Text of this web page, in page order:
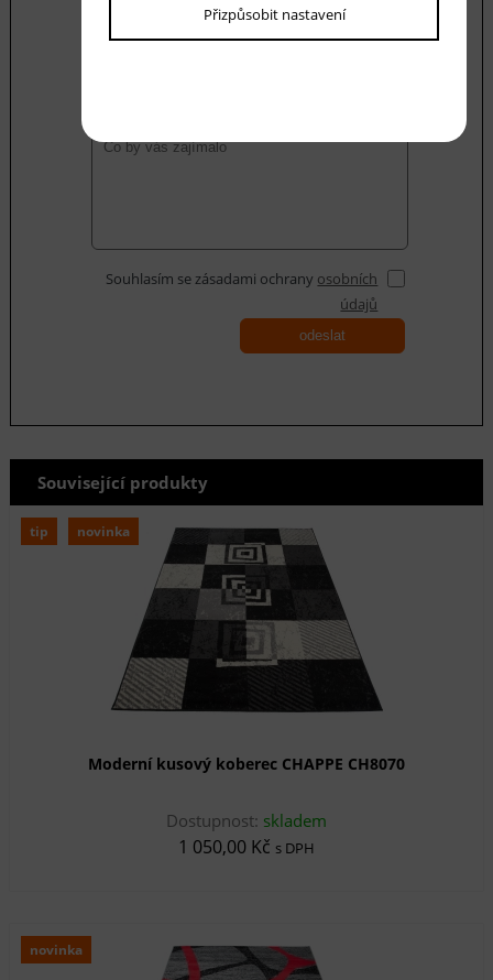
Souhlasím se zásadami ochrany osobních
údajů
odeslat
Související produkty
tip novinka
Moderní kusový koberec CHAPPE CH8070
Dostupnost: skladem
1 050,00 Kč s DPH
novinka
Přizpůsobit nastavení